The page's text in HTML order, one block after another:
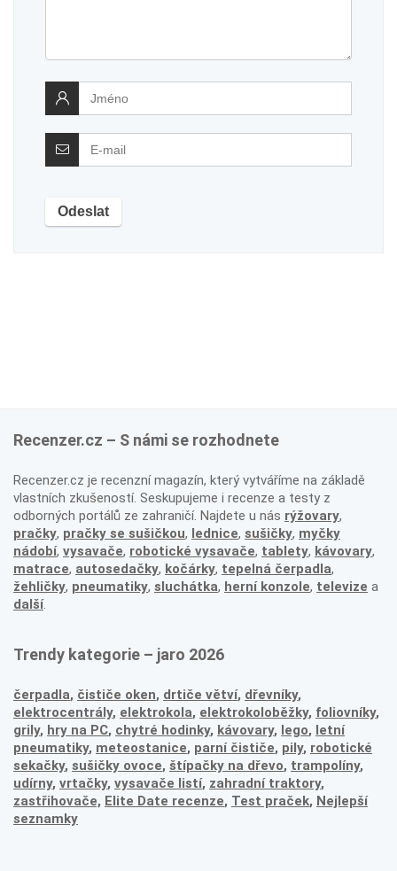
Recenzer.cz – S námi se rozhodnete
Recenzer.cz je recenzní magazín, který vytváříme na základě
vlastních zkušeností. Seskupujeme i recenze a testy z
odborných portálů ze zahraničí. Najdete u nás rýžovary,
pračky, pračky se sušičkou, lednice, sušičky, myčky
nádobí, vysavače, robotické vysavače, tablety, kávovary,
matrace, autosedačky, kočárky, tepelná čerpadla,
žehličky, pneumatiky, sluchátka, herní konzole, televize a
další.
Trendy kategorie – jaro 2026
čerpadla, čističe oken, drtiče větví, dřevníky,
elektrocentrály, elektrokola, elektrokoloběžky, foliovníky,
grily, hry na PC, chytré hodinky, kávovary, lego, letní
pneumatiky, meteostanice, parní čističe, pily, robotické
sekačky, sušičky ovoce, štípačky na dřevo, trampolíny,
udírny, vrtačky, vysavače listí, zahradní traktory,
zastřihovače, Elite Date recenze, Test praček, Nejlepší
seznamky